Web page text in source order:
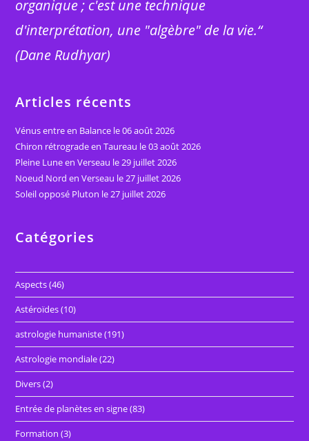
organique ; c'est une technique
d'interprétation, une "algèbre" de la vie.“
(Dane Rudhyar)
Articles récents
Vénus entre en Balance le 06 août 2026
Chiron rétrograde en Taureau le 03 août 2026
Pleine Lune en Verseau le 29 juillet 2026
Noeud Nord en Verseau le 27 juillet 2026
Soleil opposé Pluton le 27 juillet 2026
Catégories
Aspects(46)
Astéroïdes(10)
astrologie humaniste(191)
Astrologie mondiale(22)
Divers(2)
Entrée de planètes en signe(83)
Formation (3)